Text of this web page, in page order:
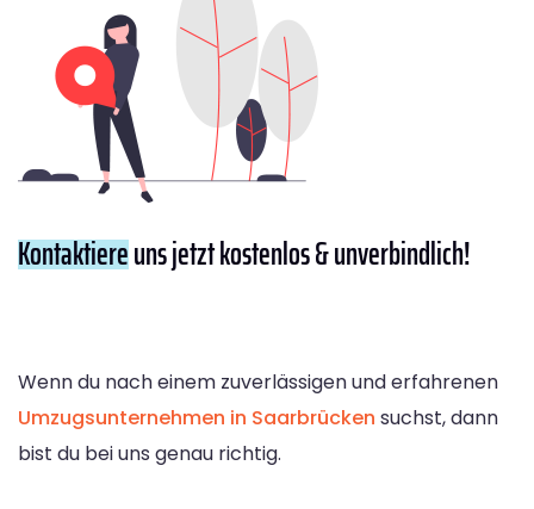
Kontaktiereuns jetzt kostenlos & unverbindlich!
Wenn du nach einem zuverlässigen und erfahrenen
Umzugsunternehmen in Saarbrücken suchst, dann
bist du bei uns genau richtig.